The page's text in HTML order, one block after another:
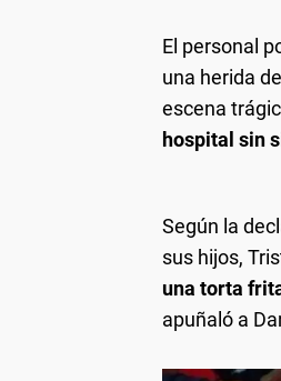
El personal
una herida
escena
hospital sin
Según la
sus hijos,
una torta
apuñaló a